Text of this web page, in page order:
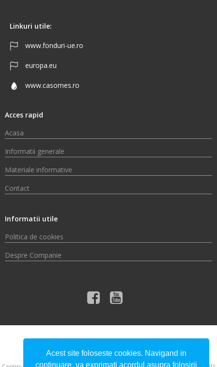
Linkuri utile:
www.fonduri-ue.ro
europa.eu
www.casomes.ro
Acces rapid
Acasa
Informatii generale
Materiale informative
Contact
Informatii utile
Politica de cookies
Despre Companie
© 2026 Compania de Apă Someș S.A.
Acest site foloseste cookies. Navigand in
continuare, va exprimati acordul asupra folosirii